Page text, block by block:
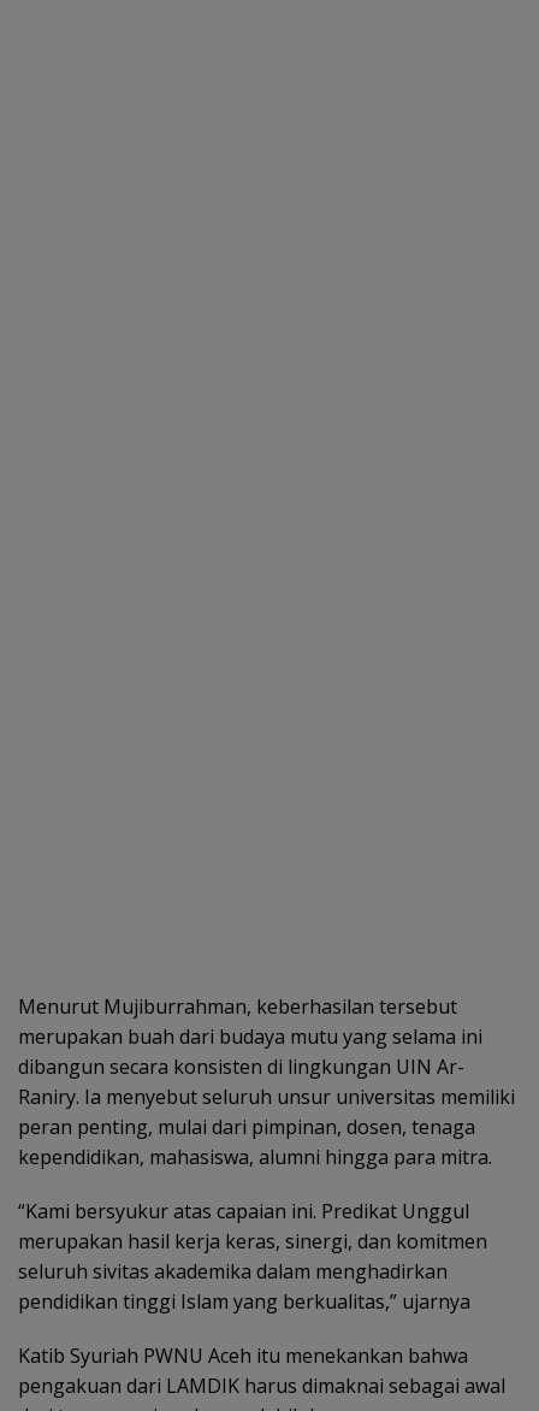
Menurut Mujiburrahman, keberhasilan tersebut
merupakan buah dari budaya mutu yang selama ini
dibangun secara konsisten di lingkungan UIN Ar-
Raniry. Ia menyebut seluruh unsur universitas memiliki
peran penting, mulai dari pimpinan, dosen, tenaga
kependidikan, mahasiswa, alumni hingga para mitra.
“Kami bersyukur atas capaian ini. Predikat Unggul
merupakan hasil kerja keras, sinergi, dan komitmen
seluruh sivitas akademika dalam menghadirkan
pendidikan tinggi Islam yang berkualitas,” ujarnya
Katib Syuriah PWNU Aceh itu menekankan bahwa
pengakuan dari LAMDIK harus dimaknai sebagai awal